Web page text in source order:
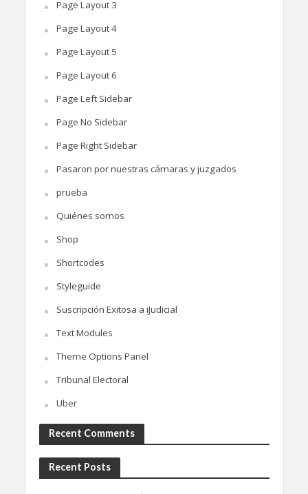
Page Layout 3
Page Layout 4
Page Layout 5
Page Layout 6
Page Left Sidebar
Page No Sidebar
Page Right Sidebar
Pasaron por nuestras cámaras y juzgados
prueba
Quiénes somos
Shop
Shortcodes
Styleguide
Suscripción Exitosa a iJudicial
Text Modules
Theme Options Panel
Tribunal Electoral
Uber
Recent Comments
Recent Posts